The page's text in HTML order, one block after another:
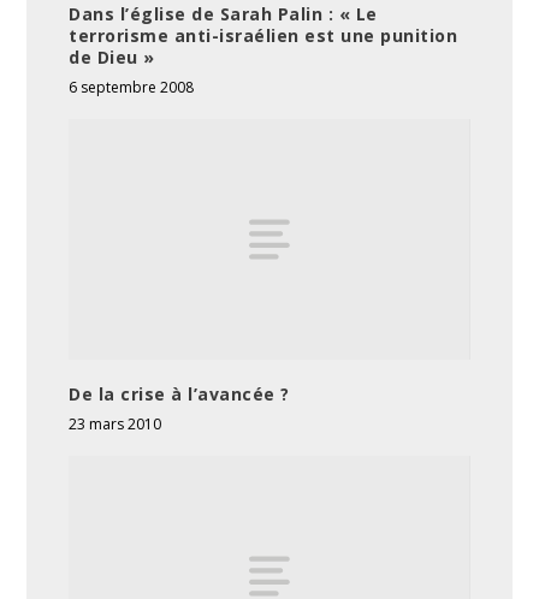
Dans l’église de Sarah Palin : « Le
terrorisme anti-israélien est une punition
de Dieu »
6 septembre 2008
De la crise à l’avancée ?
23 mars 2010